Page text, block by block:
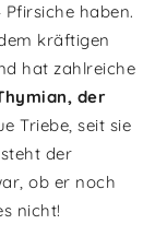
haben.
kräftigen
hat zahlreiche
der
Triebe, seit sie
der
ob er noch
nicht!